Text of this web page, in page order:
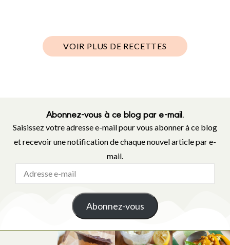
VOIR PLUS DE RECETTES
Abonnez-vous à ce blog par e-mail.
Saisissez votre adresse e-mail pour vous abonner à ce blog
et recevoir une notification de chaque nouvel article par e-
mail.
Abonnez-vous